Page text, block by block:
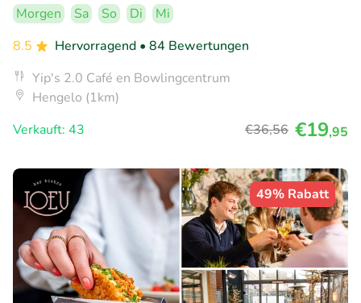
Morgen Sa So Di
Mi
8.5
Hervorragend • 84 Bewertungen
Yip's 2.0 Café en Bowlingcentrum
Hengelo (1km)
Verkauft: 43
€36,56 €19,95
49% Rabatt